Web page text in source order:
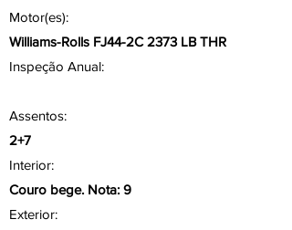
Motor(es):
Williams-Rolls FJ44-2C 2373 LB THR
Inspeção Anual:
Assentos:
2+7
Interior:
Couro bege. Nota: 9
Exterior: